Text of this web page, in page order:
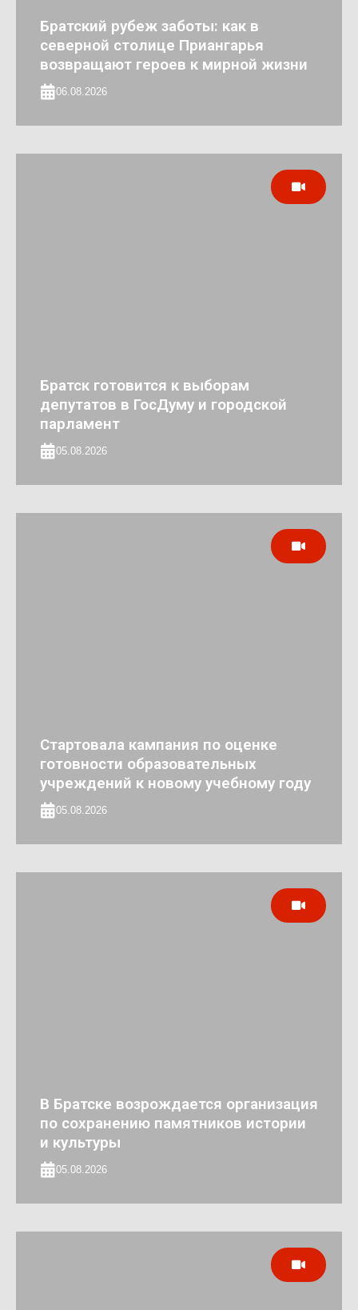
Братский рубеж заботы: как в
северной столице Приангарья
возвращают героев к мирной жизни
06.08.2026
Братск готовится к выборам
депутатов в ГосДуму и городской
парламент
05.08.2026
Стартовала кампания по оценке
готовности образовательных
учреждений к новому учебному году
05.08.2026
В Братске возрождается организация
по сохранению памятников истории
и культуры
05.08.2026